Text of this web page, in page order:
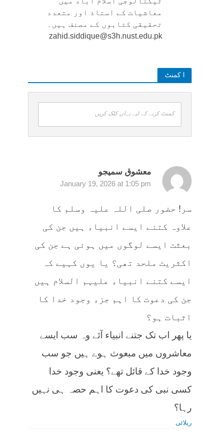
معاشیات کے استاذ اور متعدد
تحقیقی کتابوں کے مصنف ہیں۔
zahid.siddique@s3h.nust.edu.pk
ا کمنٹ
کمنٹ کرنے کے لیے یہاں کلک کریں
معشوق سمیجو
January 19, 2026 at 1:05 pm
سر! حضور صلی اللہ علیہ وسلم کا
علاوہ کتنے ایسے انبیاء ہیں جن کی
بعثت ایسے لوگوں میں ہوئی ہے جن کی
اکثریت ملحد تھی؟ یا یوں کہیے کہ
ایسے کتنے انبیاء علیہم السلام ہیں
جن کی دعوت کا اہم جزء وجود خدا کا
اثبات ہو؟
یا پھر اب تک جتنے انبیاء آئے وہ سب ایسے
معاشروں میں مبعوث ہوے ہیں جو سب
وجود خدا کے قائل تھے؟ یعنی وجود خدا
کسی نبی کی دعوت کا اہم حصہ ہی نہیں
رہا؟
رپلائی